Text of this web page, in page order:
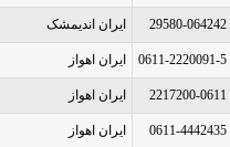
29580-064242 ایران انديمشک
0611-2220091-5 ایران اهواز
2217200-0611 ایران اهواز
0611-4442435 ایران اهواز